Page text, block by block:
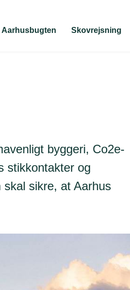
Aarhusbugten Skovrejsning
byggeri, Co2e-
stikkontakter og
sikre, at Aarhus